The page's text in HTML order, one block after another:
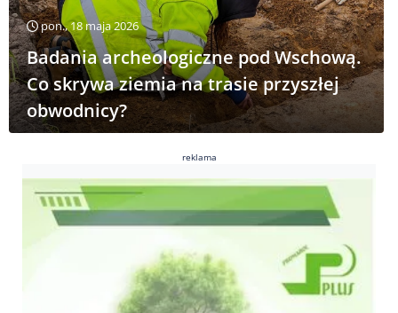
pon., 18 maja 2026
Badania archeologiczne pod Wschową.
Co skrywa ziemia na trasie przyszłej
obwodnicy?
reklama